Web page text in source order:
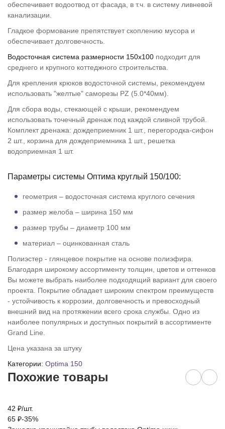
обеспечивает водоотвод от фасада, в т.ч. в систему ливневой
канализации.
Гладкое формование препятствует скоплению мусора и
обеспечивает долговечность.
Водосточная система размерности 150х100 подходит для
среднего и крупного коттеджного строительства.
Для крепления крюков водосточной системы, рекомендуем
использовать "желтые" саморезы PZ (5.0*40мм).
Для сбора воды, стекающей с крыши, рекомендуем
использовать точечный дренаж под каждой сливной трубой.
Комплект дренажа: дождеприемник 1 шт., перегородка-сифон
2 шт., корзина для дождеприемника 1 шт., решетка
водоприемная 1 шт.
Параметры системы Оптима круглый 150/100:
геометрия – водосточная система круглого сечения
размер желоба – ширина 150 мм
размер трубы – диаметр 100 мм
материал – оцинкованная сталь
Полиэстер - глянцевое покрытие на основе полиэфира.
Благодаря широкому ассортименту толщин, цветов и оттенков
Вы можете выбрать наиболее подходящий вариант для своего
проекта. Покрытие обладает широким спектром преимуществ
- устойчивость к коррозии, долговечность и превосходный
внешний вид на протяжении всего срока службы. Одно из
наиболее популярных и доступных покрытий в ассортименте
Grand Line.
Цена указана за штуку
Категории: Optima 150
Похожие товары
42 ₽/шт.
65 ₽-35%